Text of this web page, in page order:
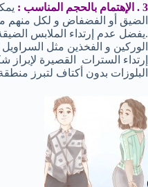
3 . الإهتمام بالحجم المناسب :
الضيق أو الفضفاض و لكل منهم
.يفضل عدم إرتداء الملابس
الوركين و الفخذين مثل
إرتداء السترات القصيرة
البلوزات بدون أكتاف لتبرز